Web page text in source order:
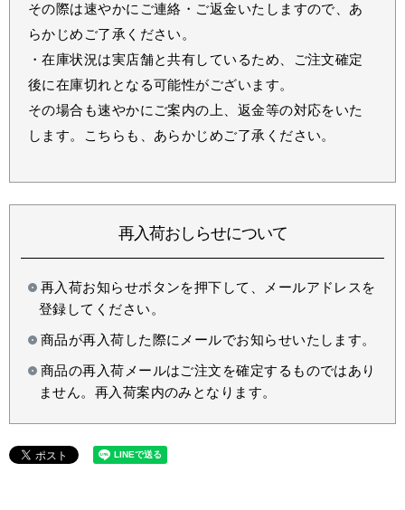
その際は速やかにご連絡・ご返金いたしますので、あ
らかじめご了承ください。
・在庫状況は実店舗と共有しているため、ご注文確定
後に在庫切れとなる可能性がございます。
その場合も速やかにご案内の上、返金等の対応をいた
します。こちらも、あらかじめご了承ください。
再入荷おしらせについて
再入荷お知らせボタンを押下して、メールアドレスを
登録してください。
商品が再入荷した際にメールでお知らせいたします。
商品の再入荷メールはご注文を確定するものではあり
ません。再入荷案内のみとなります。